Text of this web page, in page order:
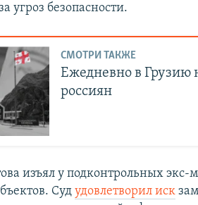
угроз безопасности.
СМОТРИ ТАКЖЕ
Ежедневно в Грузию
россиян
изъял у подконтрольных
Судудовлетворил иск